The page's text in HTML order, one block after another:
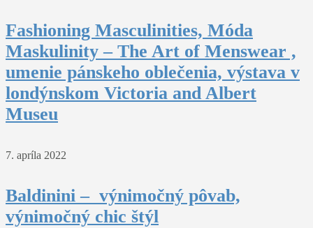
Fashioning Masculinities, Móda
Maskulinity – The Art of Menswear ,
umenie pánskeho oblečenia, výstava v
londýnskom Victoria and Albert
Museu
7. apríla 2022
Baldinini – výnimočný pôvab,
výnimočný chic štýl